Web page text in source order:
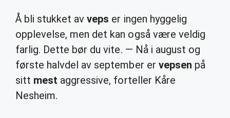
Å bli stukket avveps er ingen hyggelig
opplevelse, men det kan også være veldig
farlig. Dette bør du vite. — Nå i august og
første halvdel av september er vepsen på
sitt mest aggressive, forteller Kåre
Nesheim.